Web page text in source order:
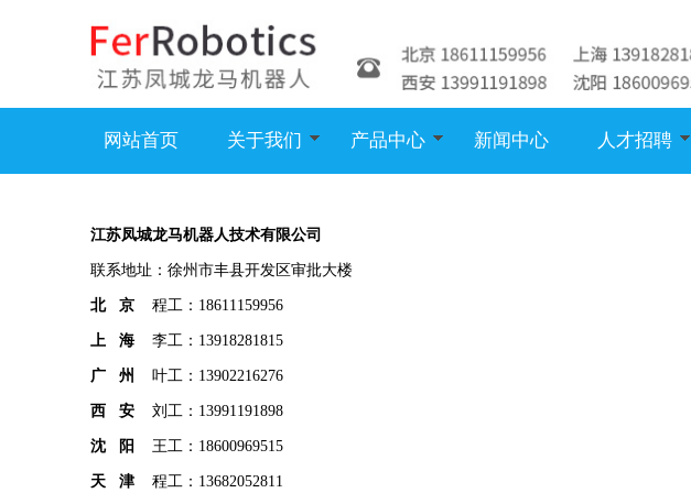
网站首页 关于我们 产品中心 新闻中心 人才招聘
江苏凤城龙马机器人技术有限公司
联系地址：徐州市丰县开发区审批大楼
北 京 程工：18611159956
上 海 李工：13918281815
广 州 叶工：13902216276
西 安 刘工：13991191898
沈 阳 王工：18600969515
天 津 程工：13682052811